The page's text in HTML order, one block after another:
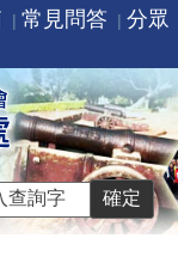
常見問答
分眾